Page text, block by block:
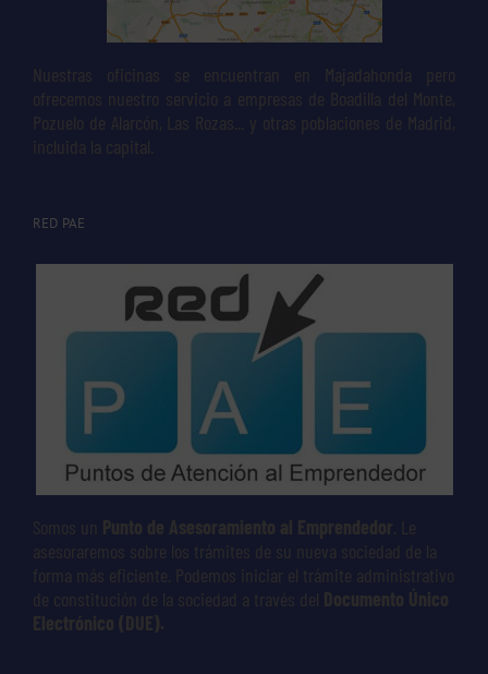
Nuestras oficinas se encuentran en Majadahonda pero
ofrecemos nuestro servicio a empresas de Boadilla del Monte,
Pozuelo de Alarcón, Las Rozas... y otras poblaciones de Madrid,
incluida la capital.
RED PAE
Somos un Punto de Asesoramiento al Emprendedor . Le
asesoraremos sobre los trámites de su nueva sociedad de la
forma más eficiente. Podemos iniciar el trámite administrativo
de constitución de la sociedad a través del Documento Único
Electrónico (DUE).